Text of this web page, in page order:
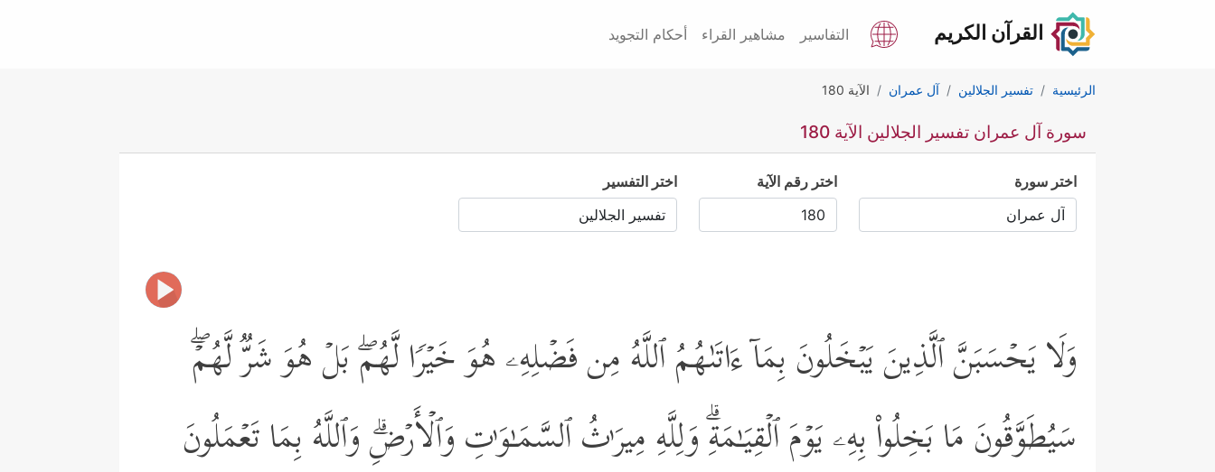
القرآن الكريم التفاسير مشاهير القراء أحكام التجويد
الرئيسية تفسير الجلالين آل عمران الآية 180
سورة آل عمران تفسير الجلالين الآية 180
اختر سورة اختر رقم الآية اختر التفسير
وَلَا یَحۡسَبَنَّ ٱلَّذِینَ یَبۡخَلُونَ بِمَاۤ ءَاتَىٰهُمُ ٱللَّهُ مِن فَضۡلِهِۦ هُوَ خَیۡرࣰا لَّهُمۖ بَلۡ هُوَ شَرࣱّ لَّهُمۡۖ
سَیُطَوَّقُونَ مَا بَخِلُواْ بِهِۦ یَوۡمَ ٱلۡقِیَـٰمَةِۗ وَلِلَّهِ مِیرَ ٰ⁠ثُ ٱلسَّمَـٰوَ ٰ⁠تِ وَٱلۡأَرۡضِۗ وَٱللَّهُ بِمَا تَعۡمَلُونَ